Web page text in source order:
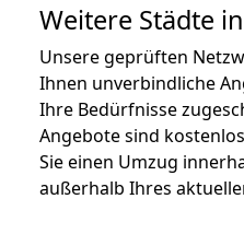
Weitere Städte
Unsere geprüften
Ihnen unverbindliche
Ihre Bedürfnisse
Angebote sind
Sie einen Umzug
außerhalb Ihres